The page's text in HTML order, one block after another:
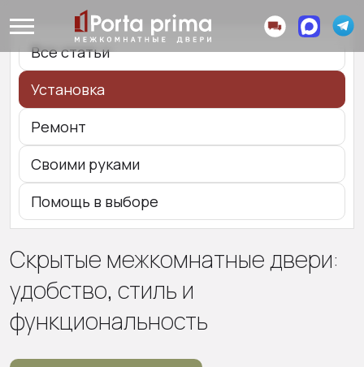
Все статьи
Установка
Ремонт
Своими руками
Помощь в выборе
Скрытые межкомнатные двери:
удобство, стиль и
функциональность